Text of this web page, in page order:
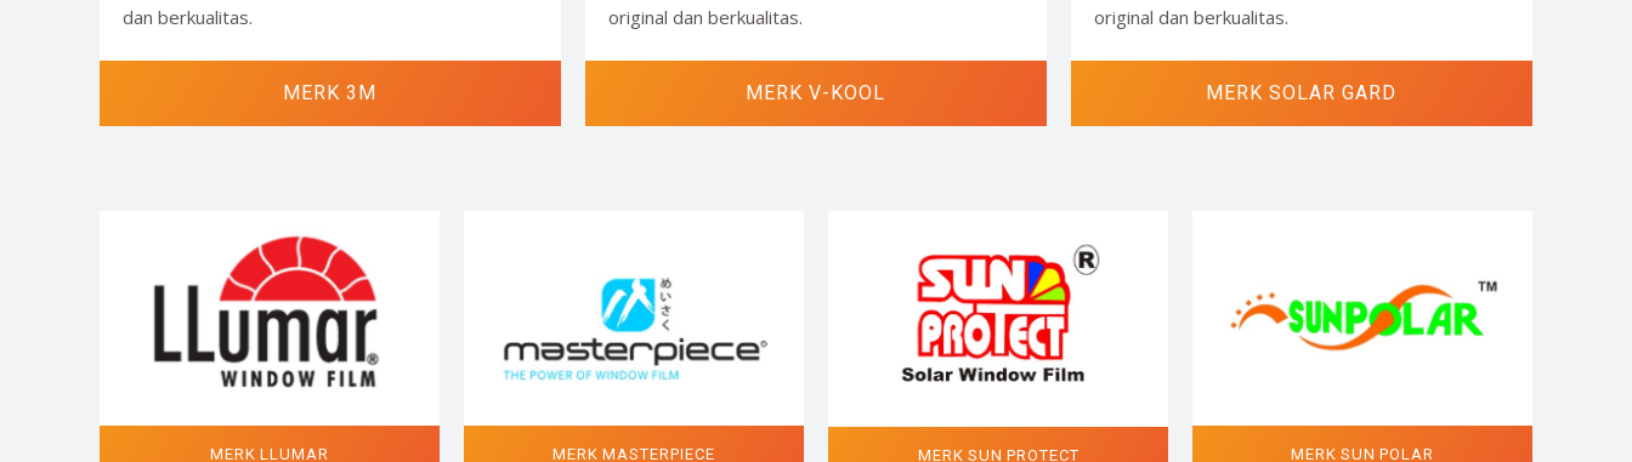
dan berkualitas.
MERK 3M
original dan berkualitas.
MERK V-KOOL
original dan berkualitas.
MERK SOLAR GARD
MERK LLUMAR MERK MASTERPIECE MERK SUN PROTECT MERK SUN POLAR